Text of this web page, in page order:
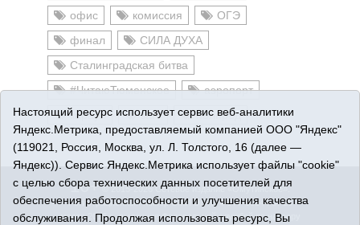
офис
комиссия
ОГЭ
финал
СИЛА ДУХА
Сталинградская битва
#ЧитаюТюменское
аэропорт
караул
загс полпред
16+© 2015-2026 Сетевое издание «Омутинское».
Регистрационный номер СМИ Эл № ФС77-65144 от 28
марта 2016 г., выданное Федеральной службой по надзору
Настоящий ресурс использует сервис веб-аналитики
Яндекс.Метрика, предоставляемый компанией ООО "Яндекс"
(119021, Россия, Москва, ул. Л. Толстого, 16 (далее —
Яндекс)). Сервис Яндекс.Метрика использует файлы "cookie"
с целью сбора технических данных посетителей для
обеспечения работоспособности и улучшения качества
обслуживания. Продолжая использовать ресурс, Вы